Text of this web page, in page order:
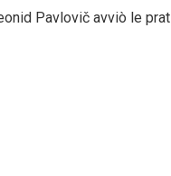
Pavlovič avviò le